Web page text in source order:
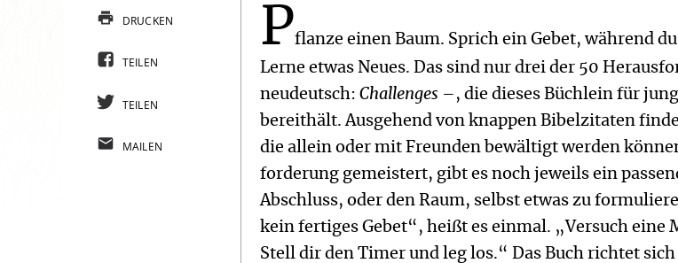
Pflanze einen Baum. Sprich ein Gebet, während
Lerne etwas Neues. Das sind nur drei der 50
neudeutsch:Challenges –, die dieses Büchlein für
bereithält. Ausgehend von knappen Bibelzitaten
die allein oder mit Freunden bewältigt werden
forderung gemeistert, gibt es noch jeweils ein
Abschluss, oder den Raum, selbst etwas zu
kein fertiges Gebet“, heißt es einmal. „Versuch eine
Stell dir den Timer und leg los.“ Das Buch richtet
DRUCKEN
TEILEN
TEILEN
MAILEN